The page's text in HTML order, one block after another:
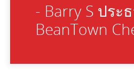
- Barry S ประ
BeanTown